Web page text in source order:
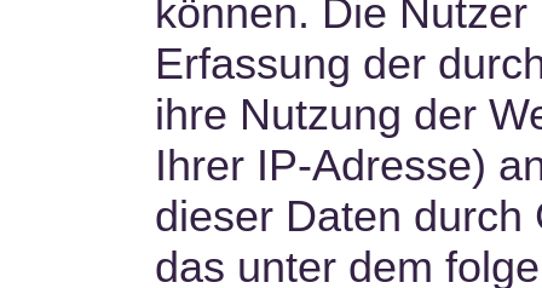
können. Die
Erfassung der
ihre Nutzung der
Ihrer IP-Adresse)
dieser Daten durch
das unter dem